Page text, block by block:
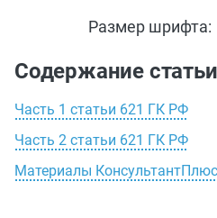
Размер шрифта:
Содержание статьи
Часть 1 статьи 621 ГК РФ
Часть 2 статьи 621 ГК РФ
Материалы КонсультантПлюс